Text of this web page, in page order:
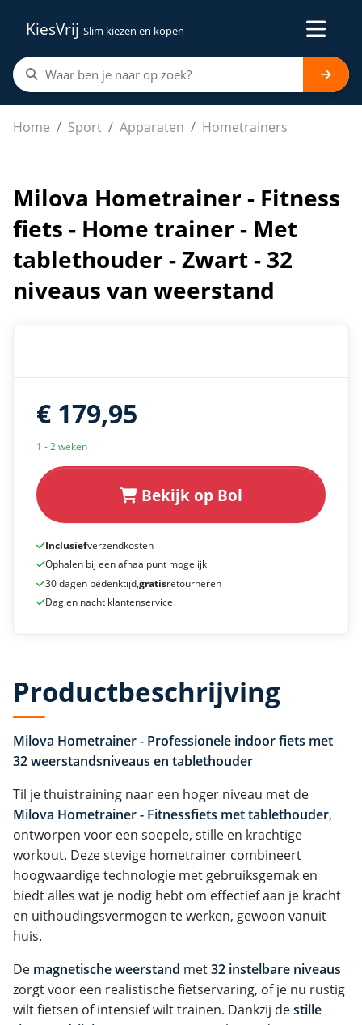
KiesVrij Slim kiezen en kopen
Home Sport Apparaten Hometrainers
Milova Hometrainer - Fitness fiets - Home trainer -
Milova Hometrainer - Fitness
fiets - Home trainer - Met
tablethouder - Zwart - 32
niveaus van weerstand
€ 179,95
1 - 2 weken
Bekijk op Bol
Inclusiefverzendkosten
Ophalen bij een afhaalpunt mogelijk
30 dagen bedenktijd,gratisretourneren
Dag en nacht klantenservice
Productbeschrijving
Milova Hometrainer - Professionele indoor fiets met
32 weerstandsniveaus en tablethouder
Til je thuistraining naar een hoger niveau met de
Milova Hometrainer - Fitnessfiets met tablethouder,
ontworpen voor een soepele, stille en krachtige
workout. Deze stevige hometrainer combineert
hoogwaardige technologie met gebruiksgemak en
biedt alles wat je nodig hebt om effectief aan je kracht
en uithoudingsvermogen te werken, gewoon vanuit
huis.
De magnetische weerstand met32 instelbare niveaus
zorgt voor een realistische fietservaring, of je nu rustig
wilt fietsen of intensief wilt trainen. Dankzij destille